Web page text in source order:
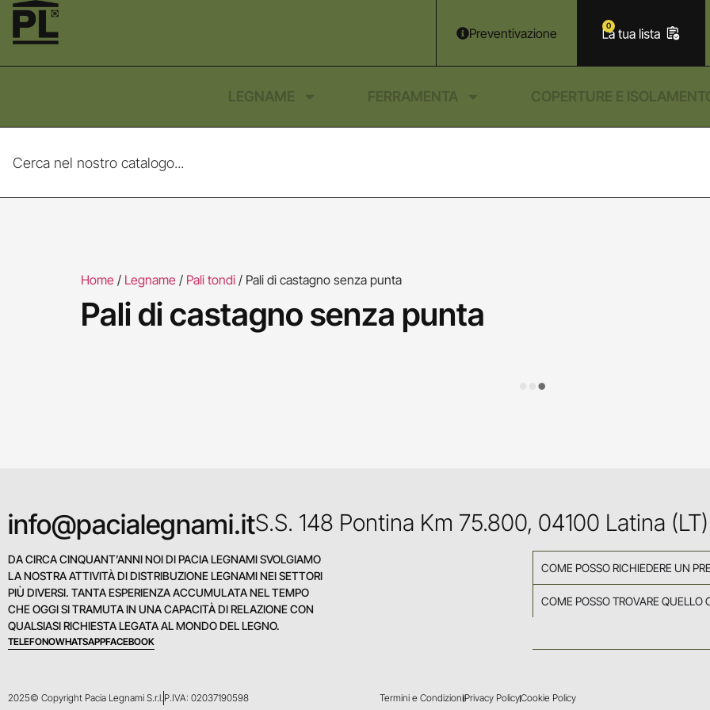
Preventivazione 0
LEGNAME FERRAMENTA COPERTURE E
Home / Legname / Pali tondi / Pali di castagno senza punta
Pali di castagno senza punta
info@pacialegnami.itS.S. 148 Pontina Km 75.800, 04100 Latina (LT)
DA CIRCA CINQUANT’ANNI NOI DI PACIA LEGNAMI SVOLGIAMO
LA NOSTRA ATTIVITÀ DI DISTRIBUZIONE LEGNAMI NEI SETTORI
PIÙ DIVERSI. TANTA ESPERIENZA ACCUMULATA NEL TEMPO
CHE OGGI SI TRAMUTA IN UNA CAPACITÀ DI RELAZIONE CON
QUALSIASI RICHIESTA LEGATA AL MONDO DEL LEGNO.
TELEFONOWHATSAPPFACEBOOK
COME POSSO RICHIEDERE UN
COME POSSO TROVARE QUELLO
2025© Copyright Pacia Legnami S.r.l. P.IVA: 02037190598 Termini e CondizioniPrivacy PolicyCookie Policy